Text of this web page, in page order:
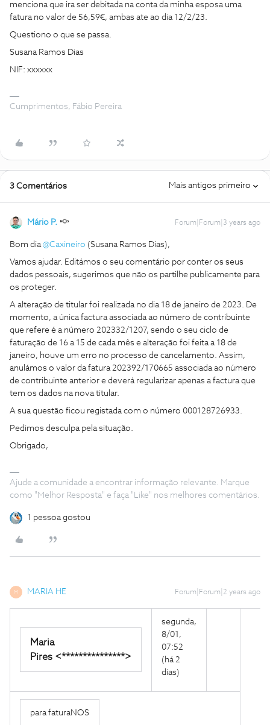
menciona que ira ser debitada na conta da minha esposa uma
fatura no valor de 56,59€, ambas ate ao dia 12/2/23.
Questiono o que se passa.
Susana Ramos Dias
NIF: xxxxxx
Cumprimentos, Fábio Pereira
3 Comentários Mais antigos primeiro
Mário P. Forum|Forum|3 years ago
Bom dia@Caxineiro (Susana Ramos Dias),
Vamos ajudar. Editámos o seu comentário por conter os seus
dados pessoais, sugerimos que não os partilhe publicamente para
os proteger.
A alteração de titular foi realizada no dia 18 de janeiro de 2023. De
momento, a única factura associada ao número de contribuinte
que refere é a número 202332/1207, sendo o seu ciclo de
faturação de 16 a 15 de cada mês e alteração foi feita a 18 de
janeiro, houve um erro no processo de cancelamento. Assim,
anulámos o valor da fatura 202392/170665 associada ao número
de contribuinte anterior e deverá regularizar apenas a factura que
tem os dados na nova titular.
A sua questão ficou registada com o número 000128726933.
Pedimos desculpa pela situação.
Obrigado,
Ajude a comunidade a encontrar informação relevante. Marque
como "Melhor Resposta" e faça "Like" nos melhores comentários.
1 pessoa gostou
M MARIA HE Forum|Forum|2 years ago
Maria
Pires <***************>
segunda,
8/01,
07:52
(há 2
dias)
para faturaNOS